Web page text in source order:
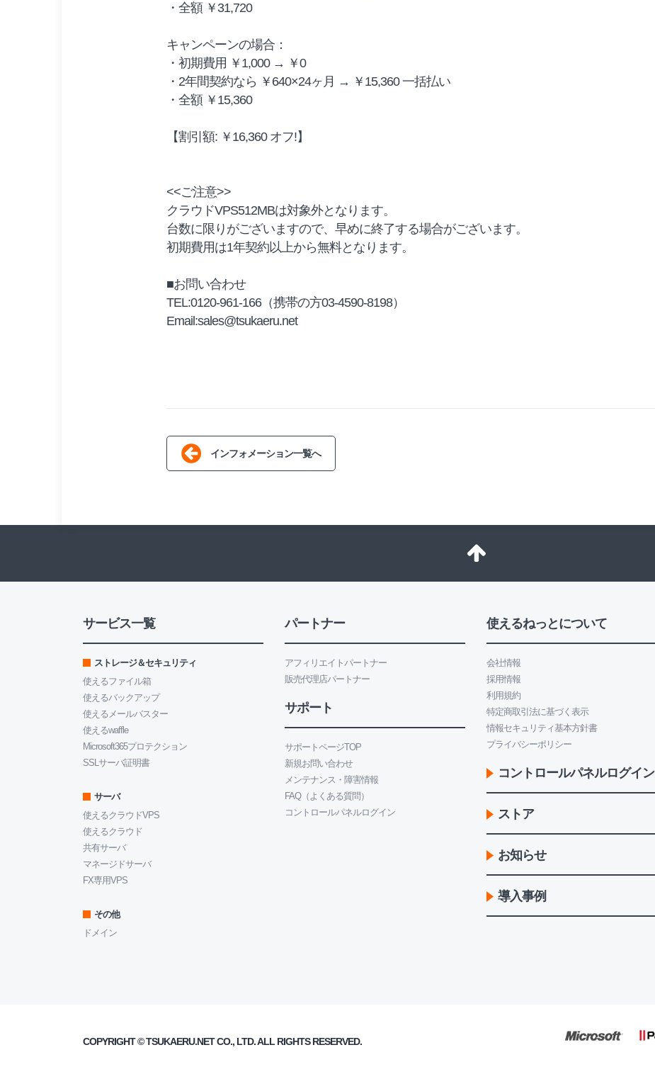
・全額 ￥31,720
キャンペーンの場合：
・初期費用 ￥1,000 → ￥0
・2年間契約なら ￥640×24ヶ月 → ￥15,360 一括払い
・全額 ￥15,360
【割引額: ￥16,360 オフ!】
<<ご注意>>
クラウドVPS512MBは対象外となります。
台数に限りがございますので、早めに終了する場合がございます。
初期費用は1年契約以上から無料となります。
■お問い合わせ
TEL:0120-961-166（携帯の方03-4590-8198）
Email:sales@tsukaeru.net
インフォメーション一覧へ
サービス一覧
ストレージ＆セキュリティ
使えるファイル箱
使えるバックアップ
使えるメールバスター
使えるwaffle
Microsoft365プロテクション
SSLサーバ証明書
サーバ
使えるクラウドVPS
使えるクラウド
共有サーバ
マネージドサーバ
FX専用VPS
その他
ドメイン
パートナー
アフィリエイトパートナー
販売代理店パートナー
サポート
サポートページTOP
新規お問い合わせ
メンテナンス・障害情報
FAQ（よくある質問）
コントロールパネルログイン
使えるねっとについて
会社情報
採用情報
利用規約
特定商取引法に基づく表示
情報セキュリティ基本方針書
プライバシーポリシー
コントロールパネルログイン
ストア
お知らせ
導入事例
COPYRIGHT ©TSUKAERU.NETCO., LTD. ALL RIGHTS RESERVED.